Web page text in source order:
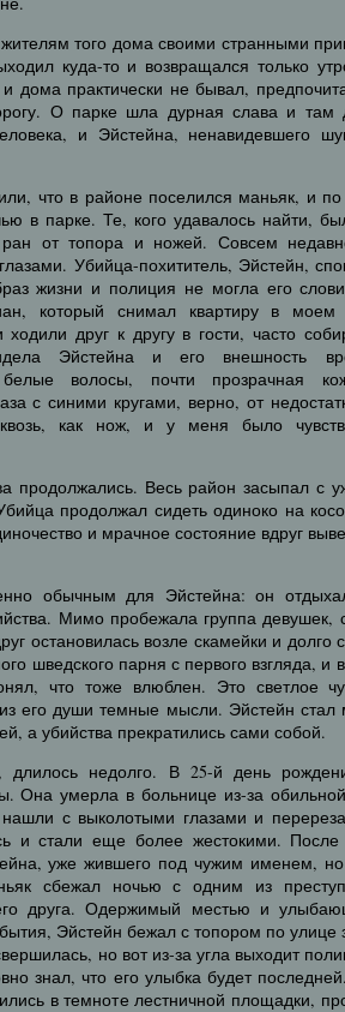
того дома своими странными
куда-то и возвращался только
дома практически не бывал,
О парке шла дурная слава и
и Эйстейна, ненавидевшего
что в районе поселился маньяк, и по
в парке. Те, кого удавалось найти,
от топора и ножей. Совсем
Убийца-похититель, Эйстейн,
жизни и полиция не могла его
который снимал квартиру в
друг к другу в гости, часто
Эйстейна и его внешность
белые волосы, почти прозрачная
с синими кругами, верно, от
как нож, и у меня было
продолжались. Весь район засыпал с
продолжал сидеть одиноко на
и мрачное состояние вдруг
обычным для Эйстейна: он
Мимо пробежала группа девушек,
остановилась возле скамейки и долго
шведского парня с первого взгляда, и
что тоже влюблен. Это светлое
его души темные мысли. Эйстейн
а убийства прекратились сами собой.
длилось недолго. В 25-й день
Она умерла в больнице из-за
с выколотыми глазами и
и стали еще более жестокими. После
уже жившего под чужим именем, но
сбежал ночью с одним из
друга. Одержимый местью и
Эйстейн бежал с топором по улице
но вот из-за угла выходит
знал, что его улыбка будет
в темноте лестничной площадки,